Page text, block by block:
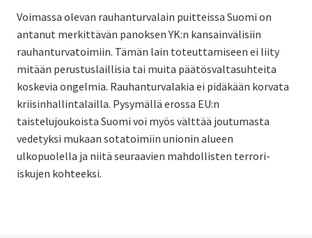
Voimassa olevan rauhanturvalain puitteissa Suomi on
antanut merkittävän panoksen YK:n kansainvälisiin
rauhanturvatoimiin. Tämän lain toteuttamiseen ei liity
mitään perustuslaillisia tai muita päätösvaltasuhteita
koskevia ongelmia. Rauhanturvalakia ei pidäkään korvata
kriisinhallintalailla. Pysymällä erossa EU:n
taistelujoukoista Suomi voi myös välttää joutumasta
vedetyksi mukaan sotatoimiin unionin alueen
ulkopuolella ja niitä seuraavien mahdollisten terrori-
iskujen kohteeksi.